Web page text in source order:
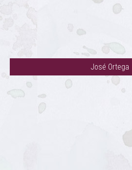
José Ortega